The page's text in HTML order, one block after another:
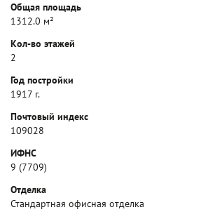
Общая площадь
1312.0 м²
Кол-во этажей
2
Год постройки
1917 г.
Почтовый индекс
109028
ИФНС
9 (7709)
Отделка
Стандартная офисная отделка